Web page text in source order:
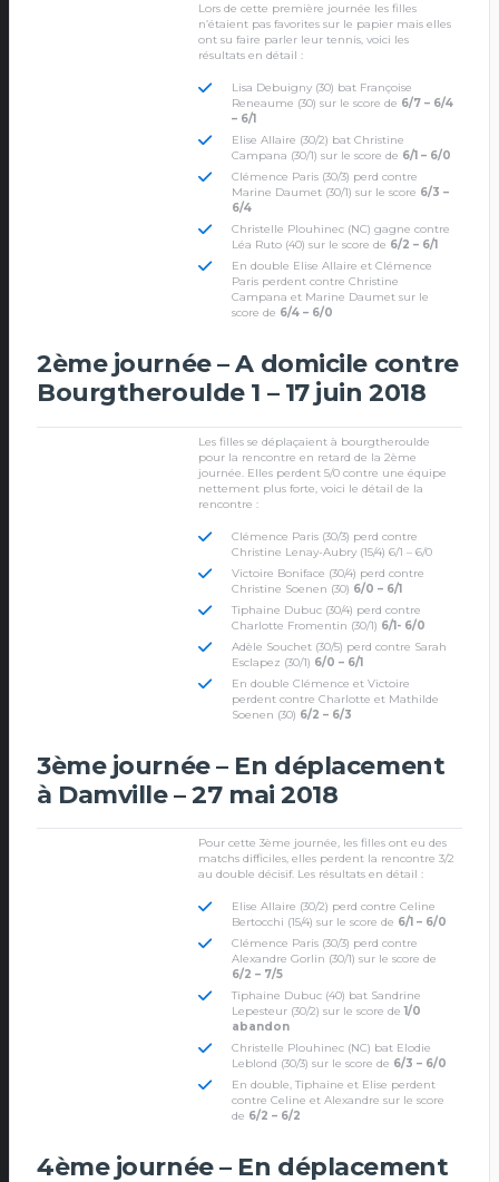
Lors de cette première journée les filles
n’étaient pas favorites sur le papier mais elles
ont su faire parler leur tennis, voici les
résultats en détail :
Lisa Debuigny (30) bat Françoise
Reneaume (30) sur le score de 6/7 – 6/4
– 6/1
Elise Allaire (30/2) bat Christine
Campana (30/1) sur le score de 6/1 – 6/0
Clémence Paris (30/3) perd contre
Marine Daumet (30/1) sur le score 6/3 –
6/4
Christelle Plouhinec (NC) gagne contre
Léa Ruto (40) sur le score de 6/2 – 6/1
En double Elise Allaire et Clémence
Paris perdent contre Christine
Campana et Marine Daumet sur le
score de 6/4 – 6/0
2ème journée – A domicile contre
Bourgtheroulde 1 – 17 juin 2018
Les filles se déplaçaient à bourgtheroulde
pour la rencontre en retard de la 2ème
journée. Elles perdent 5/0 contre une équipe
nettement plus forte, voici le détail de la
rencontre :
Clémence Paris (30/3) perd contre
Christine Lenay-Aubry (15/4) 6/1 – 6/0
Victoire Boniface (30/4) perd contre
Christine Soenen (30) 6/0 – 6/1
Tiphaine Dubuc (30/4) perd contre
Charlotte Fromentin (30/1) 6/1- 6/0
Adèle Souchet (30/5) perd contre Sarah
Esclapez (30/1) 6/0 – 6/1
En double Clémence et Victoire
perdent contre Charlotte et Mathilde
Soenen (30) 6/2 – 6/3
3ème journée – En déplacement
à Damville – 27 mai 2018
Pour cette 3ème journée, les filles ont eu des
matchs difficiles, elles perdent la rencontre 3/2
au double décisif. Les résultats en détail :
Elise Allaire (30/2) perd contre Celine
Bertocchi (15/4) sur le score de 6/1 – 6/0
Clémence Paris (30/3) perd contre
Alexandre Gorlin (30/1) sur le score de
6/2 – 7/5
Tiphaine Dubuc (40) bat Sandrine
Lepesteur (30/2) sur le score de1/0
abandon
Christelle Plouhinec (NC) bat Elodie
Leblond (30/3) sur le score de 6/3 – 6/0
En double, Tiphaine et Elise perdent
contre Celine et Alexandre sur le score
de 6/2 – 6/2
4ème journée – En déplacement